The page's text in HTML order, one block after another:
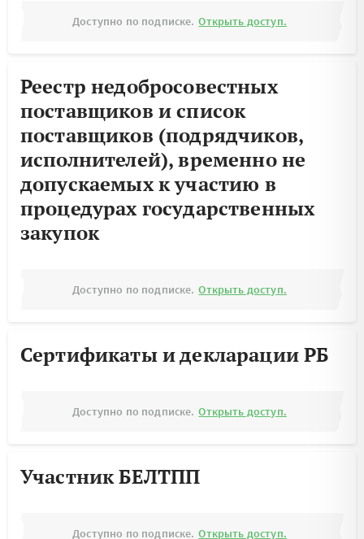
Доступно по подписке. Открыть доступ.
Реестр недобросовестных
поставщиков и список
поставщиков (подрядчиков,
исполнителей), временно не
допускаемых к участию в
процедурах государственных
закупок
Доступно по подписке. Открыть доступ.
Сертификаты и декларации РБ
Доступно по подписке. Открыть доступ.
Участник БЕЛТПП
Доступно по подписке. Открыть доступ.